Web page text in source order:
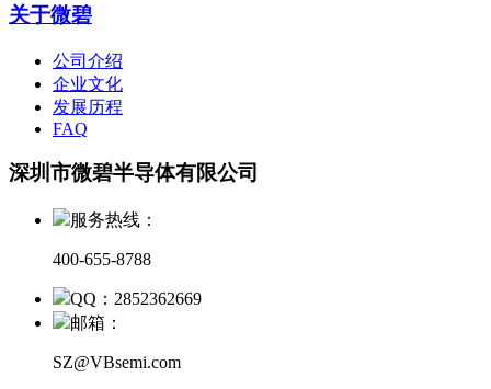
关于微碧
公司介绍
企业文化
发展历程
FAQ
深圳市微碧半导体有限公司
服务热线：
400-655-8788
QQ：2852362669
邮箱：
SZ@VBsemi.com